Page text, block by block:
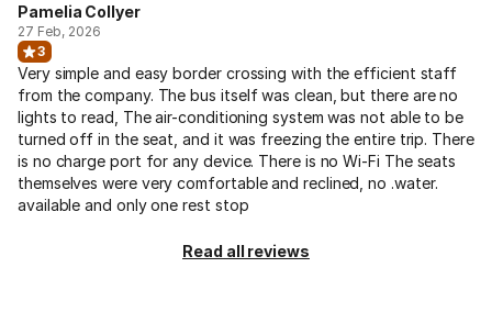
Pamelia Collyer
27 Feb, 2026
3
Very simple and easy border crossing with the efficient staff
from the company. The bus itself was clean, but there are no
lights to read, The air-conditioning system was not able to be
turned off in the seat, and it was freezing the entire trip. There
is no charge port for any device. There is no Wi-Fi The seats
themselves were very comfortable and reclined, no .water.
available and only one rest stop
Read all reviews